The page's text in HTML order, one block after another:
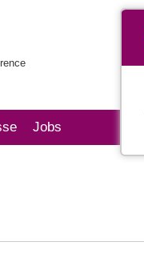
Jobs